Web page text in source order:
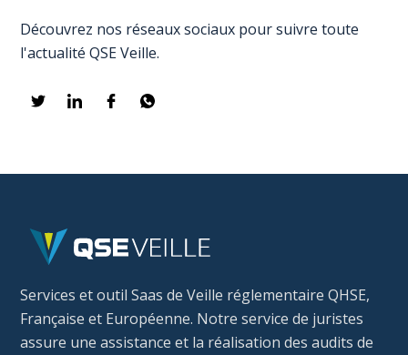
Découvrez nos réseaux sociaux pour suivre toute
l'actualité QSE Veille.
Services et outil Saas de Veille réglementaire QHSE,
Française et Européenne. Notre service de juristes
assure une assistance et la réalisation des audits de